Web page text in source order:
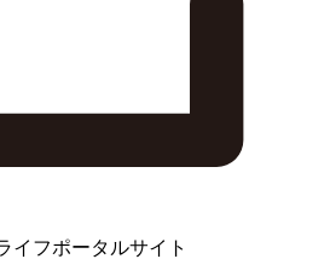
イフポータルサイト